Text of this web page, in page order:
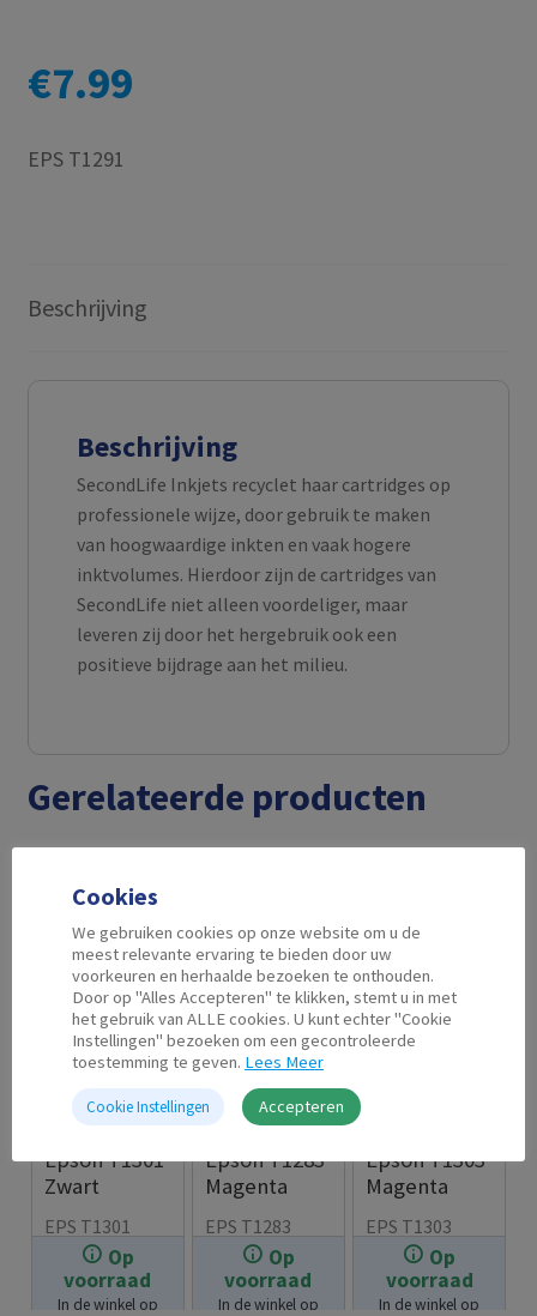
€7.99
EPS T1291
Beschrijving
Beschrijving
SecondLife Inkjets recyclet haar cartridges op
professionele wijze, door gebruik te maken
van hoogwaardige inkten en vaak hogere
inktvolumes. Hierdoor zijn de cartridges van
SecondLife niet alleen voordeliger, maar
leveren zij door het hergebruik ook een
positieve bijdrage aan het milieu.
Gerelateerde producten
Op
voorraad
In de winkel op
Epson T1301
Zwart
7.99
EPS T1301
Op
voorraad
In de winkel op
Second Life
Epson T1283
Magenta
7.99
EPS T1283
Op
voorraad
In de winkel op
Epson T1303
Magenta
7.99
EPS T1303
Cookies
We gebruiken cookies op onze website om u de
meest relevante ervaring te bieden door uw
voorkeuren en herhaalde bezoeken te onthouden.
Door op "Alles Accepteren" te klikken, stemt u in met
het gebruik van ALLE cookies. U kunt echter "Cookie
Instellingen" bezoeken om een gecontroleerde
toestemming te geven. Lees Meer
Cookie Instellingen Accepteren